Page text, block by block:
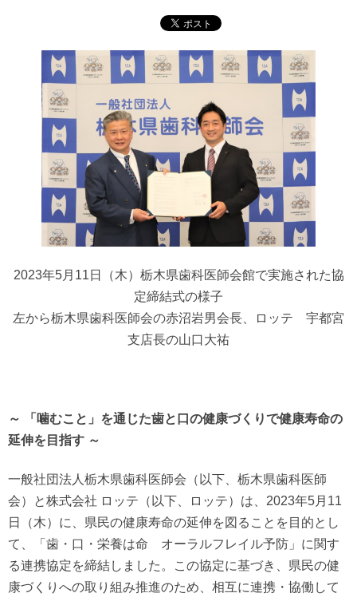
2023年5月11日（木）栃木県歯科医師会館で実施された協
定締結式の様子
左から栃木県歯科医師会の赤沼岩男会長、ロッテ 宇都宮
支店長の山口大祐
～ 「噛むこと」を通じた歯と口の健康づくりで健康寿命の
延伸を目指す ～
一般社団法人栃木県歯科医師会（以下、栃木県歯科医師
会）と株式会社 ロッテ（以下、ロッテ）は、2023年5月11
日（木）に、県民の健康寿命の延伸を図ることを目的とし
て、「歯・口・栄養は命 オーラルフレイル予防」に関す
る連携協定を締結しました。この協定に基づき、県民の健
康づくりへの取り組み推進のため、相互に連携・協働して